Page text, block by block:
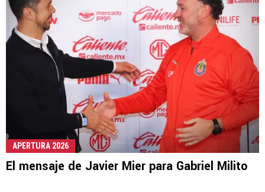
APERTURA 2026
El mensaje de Javier Mier para Gabriel Milito